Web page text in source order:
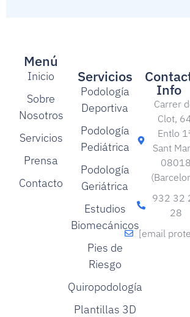
Menú
Inicio
Sobre
Nosotros
Servicios
Prensa
Contacto
Servicios
Podología
Deportiva
Podología
Pediátrica
Podología
Geriátrica
Estudios
Biomecánicos
Pies de
Riesgo
Quiropodología
Plantillas 3D
Info
Carrer
Clot,
Entlo
Sant
08018
932 32
28
[email